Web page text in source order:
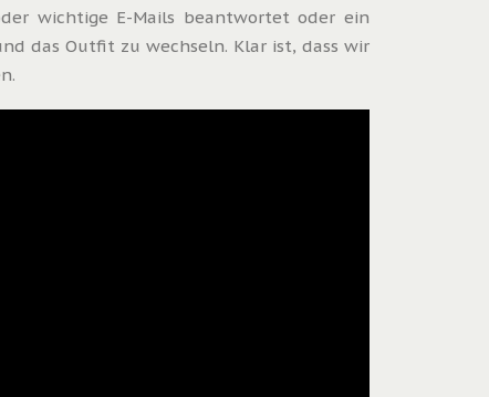
wichtige E-Mails beantwortet oder ein
das Outfit zu wechseln. Klar ist, dass wir